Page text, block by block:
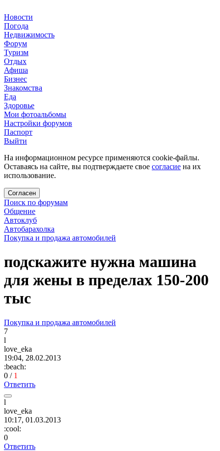
Новости
Погода
Недвижимость
Форум
Туризм
Отдых
Афиша
Бизнес
Знакомства
Еда
Здоровье
Мои фотоальбомы
Настройки форумов
Паспорт
Выйти
На информационном ресурсе применяются cookie-файлы.
Оставаясь на сайте, вы подтверждаете свое согласие на их
использование.
Согласен
Поиск по форумам
Общение
Автоклуб
Автобарахолка
Покупка и продажа автомобилей
подскажите нужна машина
для жены в пределах 150-200
тыс
Покупка и продажа автомобилей
7
l
love_eka
19:04, 28.02.2013
:beach:
0 / 1
Ответить
l
love_eka
10:17, 01.03.2013
:cool:
0
Ответить